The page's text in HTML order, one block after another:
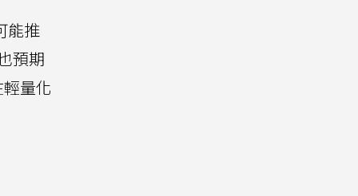
能推
預期
量化